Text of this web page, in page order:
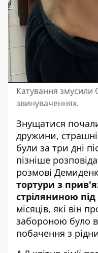
Катування змусили
звинуваченнях.
Знущатися
дружини, страшні
були за три дні
пізніше
розмові
тортури з
стріляниною
місяців, які він
забороною було
побачення з